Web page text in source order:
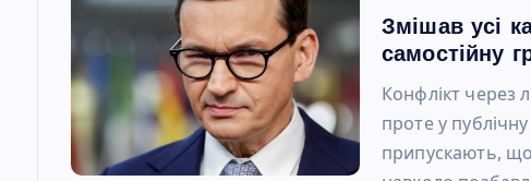
Змішав усі
самостійну
Конфлікт через
проте у
припускають, що